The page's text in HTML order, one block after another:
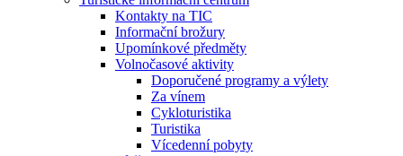
Kontakty na TIC
Informační brožury
Upomínkové předměty
Volnočasové aktivity
Doporučené programy a výlety
Za vínem
Cykloturistika
Turistika
Vícedenní pobyty